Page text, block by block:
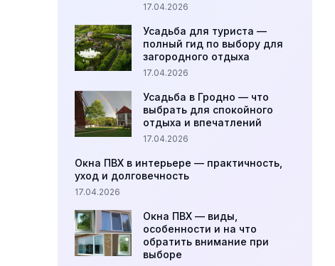
17.04.2026
Усадьба для туриста —
полный гид по выбору для
загородного отдыха
17.04.2026
Усадьба в Гродно — что
выбрать для спокойного
отдыха и впечатлений
17.04.2026
Окна ПВХ в интерьере — практичность,
уход и долговечность
17.04.2026
Окна ПВХ — виды,
особенности и на что
обратить внимание при
выборе